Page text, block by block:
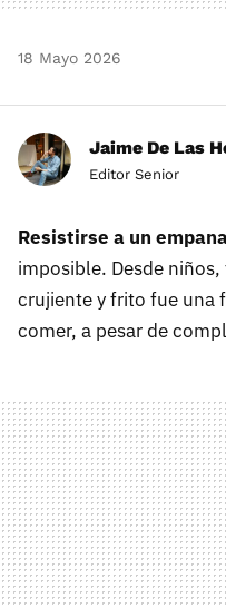
18 Mayo 2026
Jaime De Las
Editor Senior
Resistirse a un
imposible. Desde
crujiente y frito fue una
comer, a pesar de